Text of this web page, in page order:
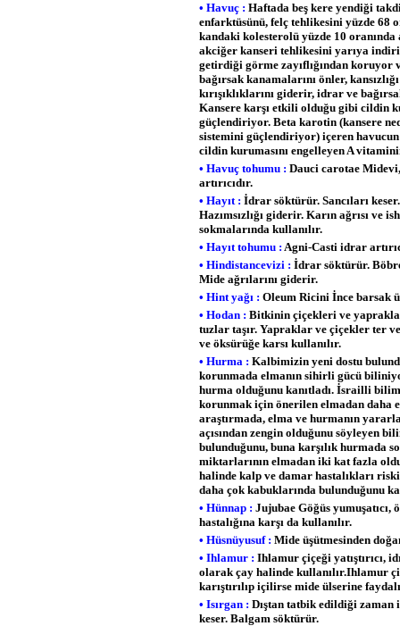
• Havuç : Haftada beş kere yendiği
enfarktüsünü, felç tehlikesini yüzde 68
kandaki kolesterolü yüzde 10
akciğer kanseri tehlikesini yarıya
getirdiği görme zayıflığından koruyor
bağırsak kanamalarını önler,
kırışıklıklarını giderir, idrar ve
Kansere karşı etkili olduğu gibi cildin
güçlendiriyor. Beta karotin (kansere
sistemini güçlendiriyor) içeren
cildin kurumasını engelleyen A
• Havuç tohumu : Dauci carotae
artırıcıdır.
• Hayıt : İdrar söktürür. Sancıları
Hazımsızlığı giderir. Karın ağrısı ve
sokmalarında kullanılır.
• Hayıt tohumu : Agni-Casti idrar
• Hindistancevizi : İdrar söktürür.
Mide ağrılarını giderir.
• Hint yağı : Oleum Ricini İnce barsak
• Hodan : Bitkinin çiçekleri ve
tuzlar taşır. Yapraklar ve çiçekler ter
ve öksürüğe karsı kullanılır.
• Hurma : Kalbimizin yeni dostu
korunmada elmanın sihirli gücü
hurma olduğunu kanıtladı. İsrailli
korunmak için önerilen elmadan daha
araştırmada, elma ve hurmanın
açısından zengin olduğunu söyleyen
bulunduğunu, buna karşılık hurmada
miktarlarının elmadan iki kat fazla
halinde kalp ve damar hastalıkları
daha çok kabuklarında bulunduğunu
• Hünnap : Jujubae Göğüs
hastalığına karşı da kullanılır.
• Hüsnüyusuf : Mide üşütmesinden
• Ihlamur : Ihlamur çiçeği yatıştırıcı,
olarak çay halinde kullanılır.Ihlamur
karıştırılıp içilirse mide ülserine
• Isırgan : Dıştan tatbik edildiği zaman
keser. Balgam söktürür.